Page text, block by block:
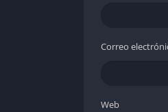
Correo
Web